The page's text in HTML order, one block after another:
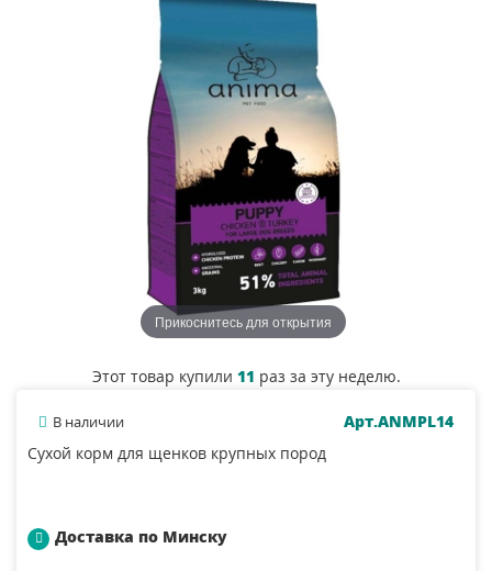
Прикоснитесь для открытия
Этот товар купили 11 раз за эту неделю.
В наличии
Арт.ANMPL14
Сухой корм для щенков крупных пород
Доставка по Минску